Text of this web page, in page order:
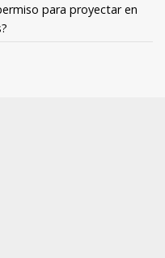
para proyectar en